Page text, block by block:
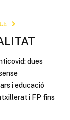
dues
i educació
i FP fins